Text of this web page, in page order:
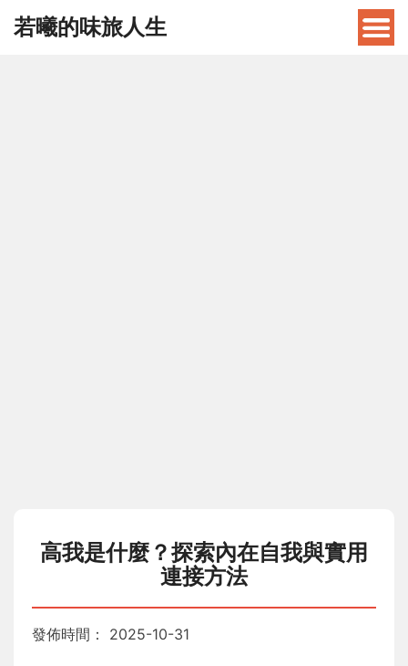
若曦的味旅人生
高我是什麼？探索內在自我與實用
連接方法
發佈時間： 2025-10-31